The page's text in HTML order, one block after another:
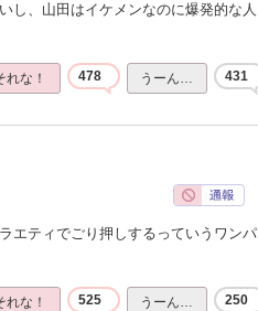
し、山田はイケメンなのに爆発的な人
れな！ 478 うーん… 431
エティでごり押しするっていうワンパ
れな！ 525 うーん… 250